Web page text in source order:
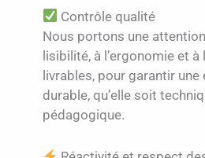
Contrôle qualité
Nous portons une
lisibilité, à l’ergonomie et
livrables, pour garantir
durable, qu’elle soit
pédagogique.